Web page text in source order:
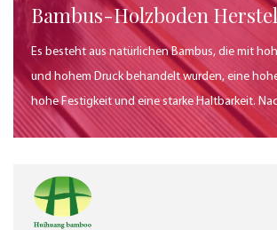
Bambus-Holzboden
Es besteht aus natürlichen Bambus, die mit
und hohem Druck behandelt wurden, eine
hohe Festigkeit und eine starke Haltbarkeit.
besonderen Behandlung ist es
Umweltleistung, natürliche Textur, verschiedene
einen starken dekorativen Effekt geeignet.